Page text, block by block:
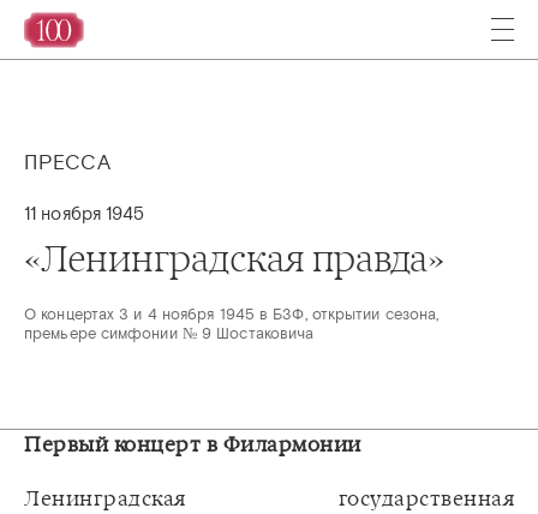
ПРЕССА
11 ноября 1945
«Ленинградская правда»
О концертах 3 и 4 ноября 1945 в БЗФ, открытии сезона,
премьере симфонии № 9 Шостаковича
Первый концерт в Филармонии
Ленинградская государственная